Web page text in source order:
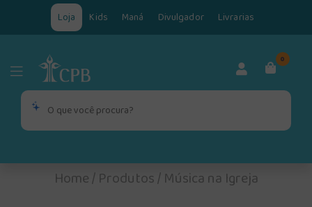
Loja Kids Maná Divulgador Livrarias
0
Home/Produtos/Música na Igreja